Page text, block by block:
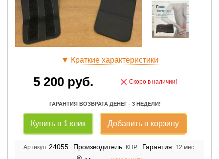
▼ Краткие характеристики
5 200 руб. × Скоро в наличии!
ГАРАНТИЯ ВОЗВРАТА ДЕНЕГ - 3 НЕДЕЛИ!
Купить в 1 клик Добавить в корзину
Артикул: 24055 Производитель: КНР Гарантия: 12 мес.